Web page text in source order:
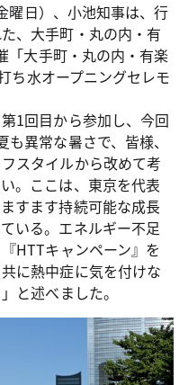
曜日）、小池知事は、行
、大手町・丸の内・有
「大手町・丸の内・有楽
ち水オープニングセレモ
1回目から参加し、今回
異常な暑さで、皆様、
スタイルから改めて考
。ここは、東京を代表
すます持続可能な成長
いる。エネルギー不足
HTTキャンペーン』を
に熱中症に気を付けな
と述べました。